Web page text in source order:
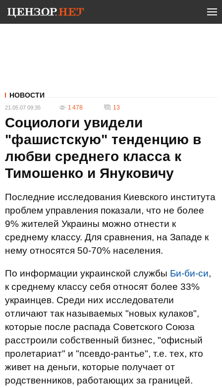
НОВОСТИ
21.05.07 09:35 1 478 13
Социологи увидели
"фашистскую" тенденцию в
любви среднего класса к
Тимошенко и Януковичу
Последние исследования Киевского института
проблем управления показали, что не более
9% жителей Украины можно отнести к
среднему классу. Для сравнения, на Западе к
нему относятся 50-70% населения.
По информации украинской службы Би-би-си,
к среднему классу себя относят более 33%
украинцев. Среди них исследователи
отличают так называемых "новых кулаков",
которые после распада Советского Союза
расстроили собственный бизнес, "офисный
пролетариат" и "псевдо-рантье", т.е. тех, кто
живет на деньги, которые получает от
родственников, работающих за границей.